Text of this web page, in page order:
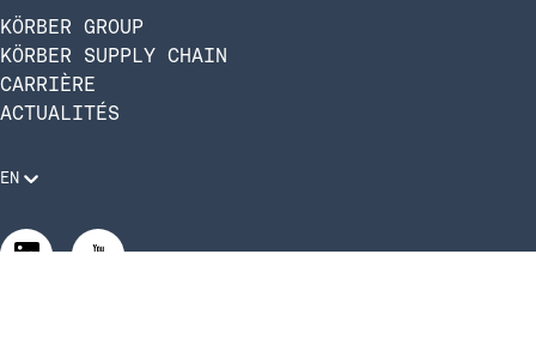
KÖRBER GROUP
KÖRBER SUPPLY CHAIN
CARRIÈRE
ACTUALITÉS
EN